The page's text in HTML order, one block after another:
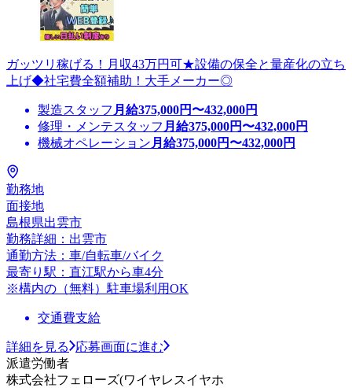
ガッツリ稼げる！月収43万円可★設備の保全と量産化の立ち
上げ◆社宅費全額補助！大手メーカー◎
製造スタッフ 月給375,000円〜432,000円
修理・メンテスタッフ 月給375,000円〜432,000円
機械オペレーション 月給375,000円〜432,000円
勤務地
面接地
島根県出雲市
勤務詳細：出雲市
通勤方法：車/自転車/バイク
最寄り駅：直江駅から車4分
※構内の（無料）駐車場利用OK
交通費支給
詳細を見る
応募画面に進む
派遣労働者
株式会社フェローズ(ワイヤレスイヤホ